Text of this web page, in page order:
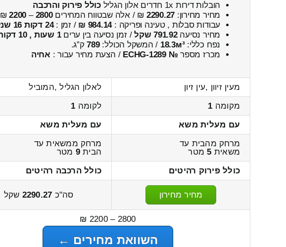
הובלות דירות 1x חדרים אלון הגליל
כולל פירוק והרכבה
מחיר מחירון: 2290.27 ₪ / אלה שבטווח המחירים2800
–
2200
₪
עבודות סבלות , טעינה ופריקה :984.14 ₪ / זמן :24 דקות 16 שניות
מחיר נסיעה791.92 שקל / זמן נסיעה בין ערים1 שעות , 10 דקות
נפח כללי:18.3м³ / המשקל הכולל:789ק”ג.
מכרז מספר № ECHG-1289 / הצעת מחיר עבור : אחיה
מעין זיוון ,עין זיון
לאלון הגליל ,המוביל
מקומה 1 לקומה 1
עם מעלית משא
עם מעלית משא
מרחק מהבית עד
משאית 5מטר
מרחק ממשאית עד
הבית9 מטר
כולל פירוק רהיטים
כולל הרכבה רהיטים
מחיר מחירון סה"כ 2290.27 שקל
2800 – 2200 ₪
השוואת מחירים ←